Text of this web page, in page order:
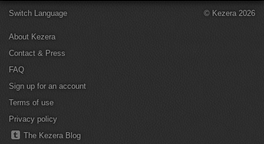
Switch Language
About Kezera
Contact & Press
FAQ
Sign up for an account
Terms of use
Privacy policy
The Kezera Blog
© Kezera 2026